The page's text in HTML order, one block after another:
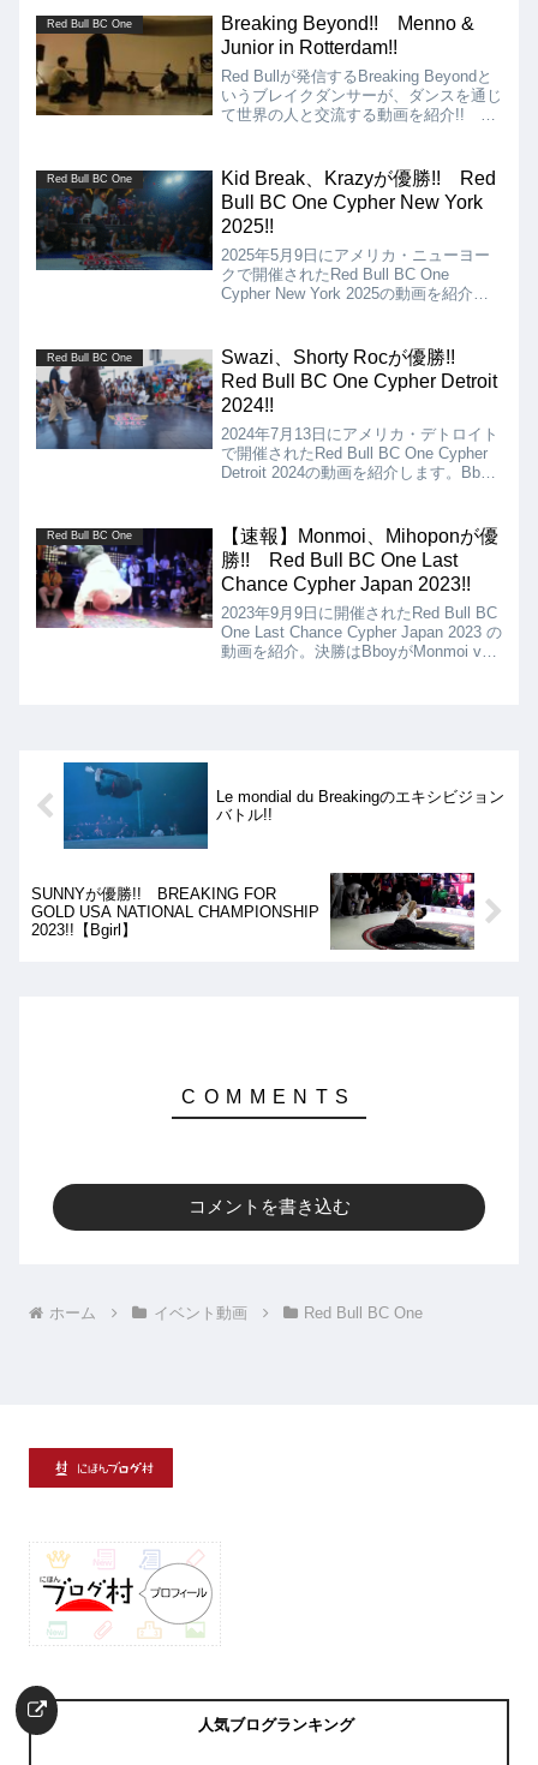
の優勝となりました!!
Red Bull BC One
Breaking Beyond!! Menno &
Junior in Rotterdam!!
Red Bullが発信するBreaking Beyondと
いうブレイクダンサーが、ダンスを通じ
て世界の人と交流する動画を紹介!! 第
Ruggedsに会いに行っています。
Red Bull BC One
Kid Break、Krazyが優勝!! Red
Bull BC One Cypher New York
2025!!
2025年5月9日にアメリカ・ニューヨー
クで開催されたRed Bull BC One
Cypher New York 2025の動画を紹介し
Vとなりましたが、結果はKid Break、
Krazyの優勝となりました!!
Red Bull BC One
Swazi、Shorty Rocが優勝!!
Red Bull BC One Cypher Detroit
2024!!
2024年7月13日にアメリカ・デトロイト
で開催されたRed Bull BC One Cypher
Detroit 2024の動画を紹介します。Bboy
が、結果はSwazi、Shorty Rocの優勝と
なりました!!
Red Bull BC One
【速報】Monmoi、Mihoponが優
勝!! Red Bull BC One Last
Chance Cypher Japan 2023!!
2023年9月9日に開催されたRed Bull BC
One Last Chance Cypher Japan 2023 の
動画を紹介。決勝はBboyがMonmoi vs
Le mondial du Breakingのエキシビジョン
バトル!!
SUNNYが優勝!! BREAKING FOR
GOLD USA NATIONAL CHAMPIONSHIP
2023!!【Bgirl】
コメントを書き込む
ホーム イベント動画 Red Bull BC One
人気ブログランキング